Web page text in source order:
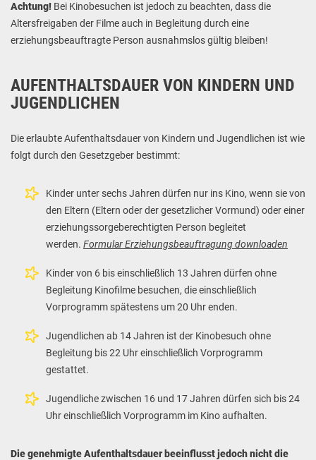
Achtung! Bei Kinobesuchen ist jedoch zu beachten, dass die
Altersfreigaben der Filme auch in Begleitung durch eine
erziehungsbeauftragte Person ausnahmslos gültig bleiben!
AUFENTHALTSDAUER VON KINDERN UND
JUGENDLICHEN
Die erlaubte Aufenthaltsdauer von Kindern und Jugendlichen ist wie
folgt durch den Gesetzgeber bestimmt:
Kinder unter sechs Jahren dürfen nur ins Kino, wenn sie von
den Eltern (Eltern oder der gesetzlicher Vormund) oder einer
erziehungssorgeberechtigten Person begleitet
werden. Formular Erziehungsbeauftragung downloaden
Kinder von 6 bis einschließlich 13 Jahren dürfen ohne
Begleitung Kinofilme besuchen, die einschließlich
Vorprogramm spätestens um 20 Uhr enden.
Jugendlichen ab 14 Jahren ist der Kinobesuch ohne
Begleitung bis 22 Uhr einschließlich Vorprogramm
gestattet.
Jugendliche zwischen 16 und 17 Jahren dürfen sich bis 24
Uhr einschließlich Vorprogramm im Kino aufhalten.
Die genehmigte Aufenthaltsdauer beeinflusst jedoch nicht die